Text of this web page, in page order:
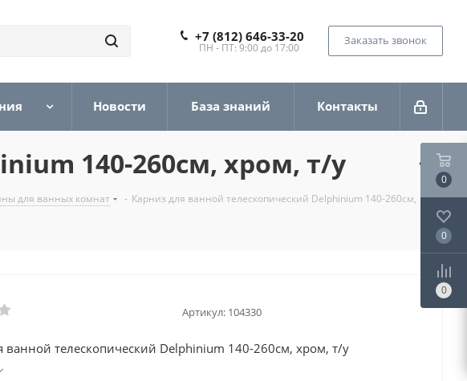
+7 (812) 646-33-20
ПН - ПТ: 9:00 до 17:00
Заказать звонок
Новости База знаний Контакты
140-260см, хром, т/у
для ванных комнат - Карниз для ванной телескопический Delphinium 140-260см,
Артикул: 104330
ванной телескопический Delphinium 140-260см, хром, т/у
0
0
0